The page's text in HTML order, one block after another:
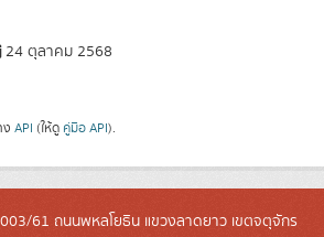
24 ตุลาคม 2568
API (ให้ดู คู่มือ API).
61 ถนนพหลโยธิน แขวงลาดยาว เขตจตุจักร